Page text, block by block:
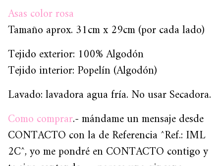
Asas color rosa
Tamaño aprox. 31cm x 29cm(por cada lado)
Tejido exterior: 100% Algodón
Tejido interior: Popelín (Algodón)
Lavado: lavadora agua fría. No usar Secadora.
Como comprar.- mándame un mensaje desde
CONTACTO con la de Referencia ^Ref.: IML
2C^, yo me pondré en CONTACTO contigo y